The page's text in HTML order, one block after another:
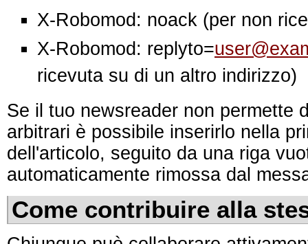
X-Robomod: noack (per non
X-Robomod: replyto=
ricevuta su di un altro indirizzo)
Se il tuo newsreader non permette
arbitrari è possibile inserirlo nella
dell'articolo, seguito da una riga
automaticamente rimossa dal
Come contribuire alla